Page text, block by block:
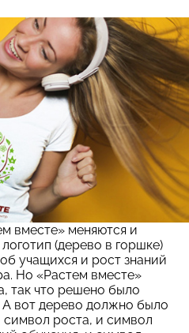
вместе» меняются и
(дерево в горшке)
учащихся и рост знаний
Но «Растем вместе»
так что решено было
А вот дерево должно было
символ роста, и символ